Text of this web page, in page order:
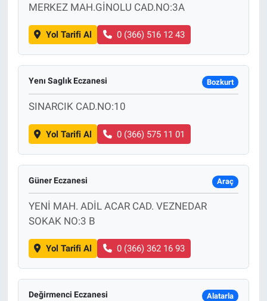
MERKEZ MAH.GİNOLU CAD.NO:3A
Yol Tarifi Al 0 (366) 516 12 43
Yenı Saglık Eczanesi Bozkurt
SINARCIK CAD.NO:10
Yol Tarifi Al 0 (366) 575 11 01
Güner Eczanesi Araç
YENİ MAH. ADİL ACAR CAD. VEZNEDAR
SOKAK NO:3 B
Yol Tarifi Al 0 (366) 362 16 93
Değirmenci Eczanesi Alatarla